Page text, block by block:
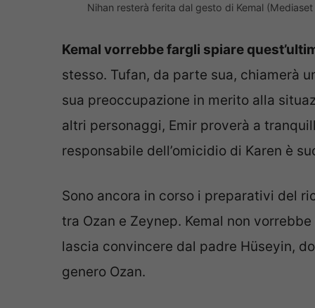
Nihan resterà ferita dal gesto di Kemal
Kemal vorrebbe fargli spiare
stesso. Tufan, da parte sua, chiamerà
sua preoccupazione in merito alla
altri personaggi, Emir proverà a
responsabile dell’omicidio di Karen è
Sono ancora in corso i preparativi del
tra Ozan e Zeynep. Kemal non
lascia convincere dal padre Hüseyin,
genero Ozan.